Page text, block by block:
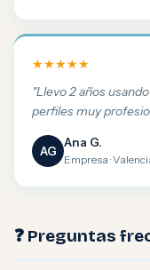
★★★★★
"Llevo 2 años
perfiles muy
AG
Ana G.
Empresa ·
❓ Preguntas